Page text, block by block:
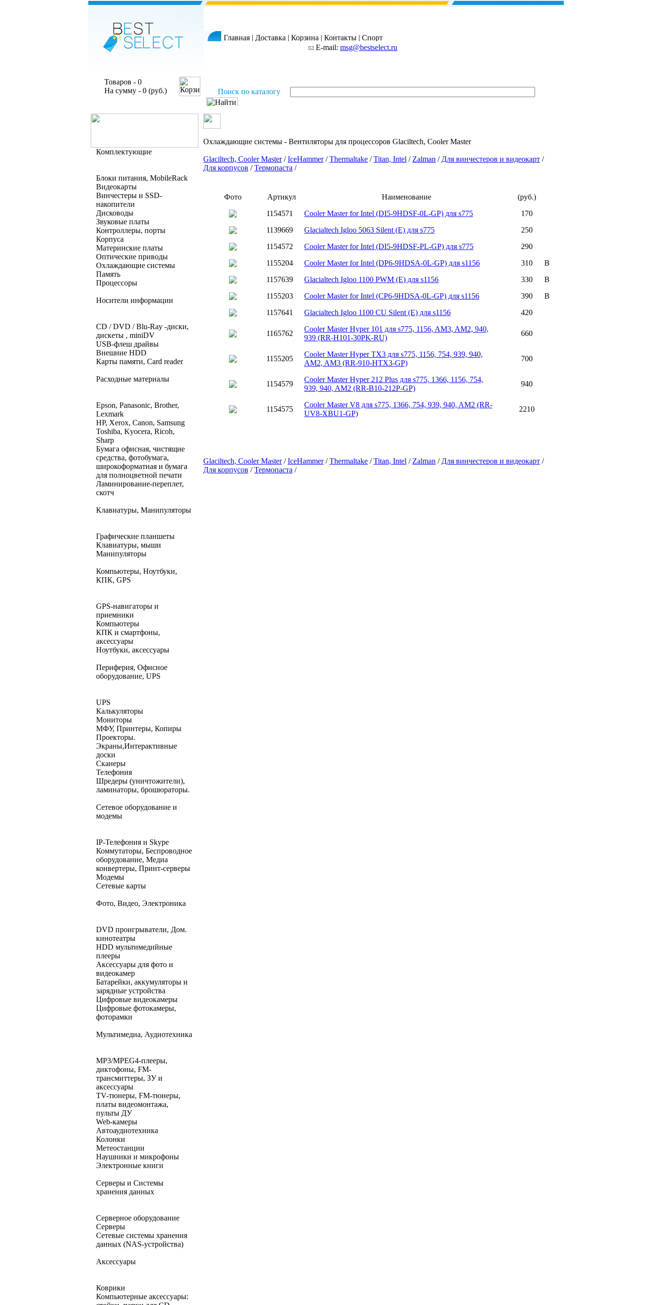
Главная | Доставка | Корзина | Контакты | Спорт
E-mail: msg@bestselect.ru
Товаров - 0
На сумму - 0 (руб.)
Поиск по каталогу
Комплектующие
Блоки питания, MobileRack
Видеокарты
Винчестеры и SSD-
накопители
Дисководы
Звуковые платы
Контроллеры, порты
Корпуса
Материнские платы
Оптические приводы
Охлаждающие системы
Память
Процессоры
Носители информации
CD / DVD / Blu-Ray -диски,
дискеты , miniDV
USB-флеш драйвы
Внешние HDD
Карты памяти, Card reader
Расходные материалы
Epson, Panasonic, Brother,
Lexmark
HP, Xerox, Canon, Samsung
Toshiba, Kyocera, Ricoh,
Sharp
Бумага офисная, чистящие
средства, фотобумага,
широкоформатная и бумага
для полноцветной печати
Ламинирование-переплет,
скотч
Клавиатуры, Манипуляторы
Графические планшеты
Клавиатуры, мыши
Манипуляторы
Компьютеры, Ноутбуки,
КПК, GPS
GPS-навигаторы и
приемники
Компьютеры
КПК и смартфоны,
аксессуары
Ноутбуки, аксессуары
Периферия, Офисное
оборудование, UPS
UPS
Калькуляторы
Мониторы
МФУ, Принтеры, Копиры
Проекторы.
Экраны,Интерактивные
доски
Сканеры
Телефония
Шредеры (уничтожители),
ламинаторы, брошюраторы.
Сетевое оборудование и
модемы
IP-Телефония и Skype
Коммутаторы, Беспроводное
оборудование, Медиа
конвертеры, Принт-серверы
Модемы
Сетевые карты
Фото, Видео, Электроника
DVD проигрыватели, Дом.
кинотеатры
HDD мультимедийные
плееры
Аксессуары для фото и
видеокамер
Батарейки, аккумуляторы и
зарядные устройства
Цифровые видеокамеры
Цифровые фотокамеры,
фоторамки
Мультимедиа, Аудиотехника
MP3/MPEG4-плееры,
диктофоны, FM-
трансмиттеры, ЗУ и
аксессуары
TV-тюнеры, FM-тюнеры,
платы видеомонтажа,
пульты ДУ
Web-камеры
Автоаудиотехника
Колонки
Метеостанции
Наушники и микрофоны
Электронные книги
Серверы и Системы
хранения данных
Серверное оборудование
Серверы
Сетевые системы хранения
данных (NAS-устройства)
Аксессуары
Коврики
Компьютерные аксессуары:
Охлаждающие системы - Вентиляторы для процессоров Glaciltech, Cooler Master
Glaciltech, Cooler Master/IceHammer/Thermaltake /Titan, Intel / Zalman / Для винчестеров и видеокарт /
Для корпусов /Термопаста /
Фото Артикул Наименование
(руб.)
1154571
Cooler Master for Intel (DI5-9HDSF-0L-GP) для s775
170
1139669
Glacialtech Igloo 5063 Silent (E) для s775
250
1154572
Cooler Master for Intel (DI5-9HDSF-PL-GP) для s775
290
1155204
Cooler Master for Intel (DP6-9HDSA-0L-GP) для s1156
310
1157639
Glacialtech Igloo 1100 PWM (E) для s1156
330
1155203
Cooler Master for Intel (CP6-9HDSA-0L-GP) для s1156
390
1157641
Glacialtech Igloo 1100 CU Silent (E) для s1156 420
1165762
Cooler Master Hyper 101 для s775, 1156, AM3, AM2, 940,
939 (RR-H101-30PK-RU)
660
1155205
Cooler Master Hyper TX3 для s775, 1156, 754, 939, 940,
AM2, AM3 (RR-910-HTX3-GP)
700
1154579
Cooler Master Hyper 212 Plus для s775, 1366, 1156, 754,
939, 940, AM2 (RR-B10-212P-GP)
940
1154575
Cooler Master V8 для s775, 1366, 754, 939, 940, AM2 (RR-
UV8-XBU1-GP)
2210
Glaciltech, Cooler Master/IceHammer/Thermaltake /Titan, Intel / Zalman / Для винчестеров и видеокарт /
Для корпусов /Термопаста /